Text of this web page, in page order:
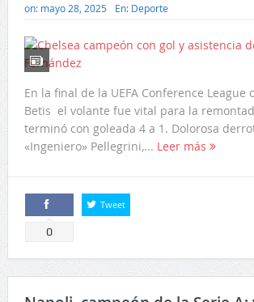
on: mayo 28, 2025 En: Deporte
En la final de la UEFA Conference League
Betis el volante fue vital para la
terminó con goleada 4 a 1. Dolorosa
«Ingeniero» Pellegrini,... Leer más
Comparte
0
Tweet